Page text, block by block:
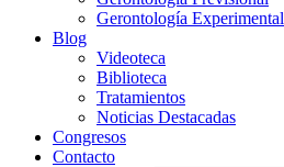
Gerontología Experimental
Blog
Videoteca
Biblioteca
Tratamientos
Noticias Destacadas
Congresos
Contacto